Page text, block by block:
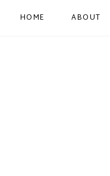
HOME ABOUT